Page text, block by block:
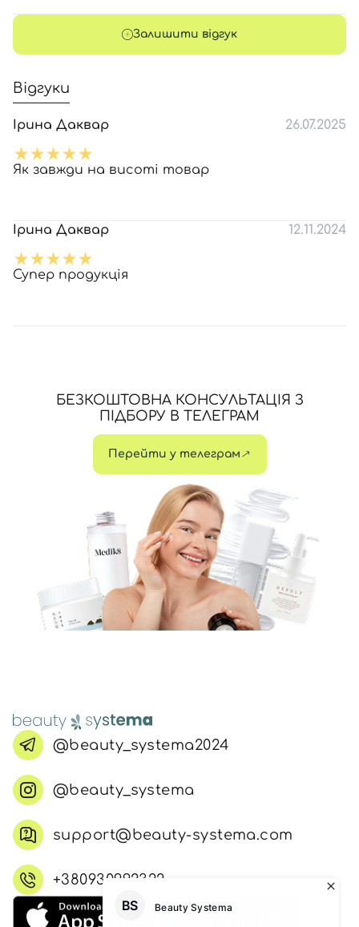
Залишити відгук
Відгуки
Ірина Даквар 26.07.2025
Як завжди на висоті товар
Ірина Даквар 12.11.2024
Супер продукція
БЕЗКОШТОВНА КОНСУЛЬТАЦІЯ З
ПІДБОРУ В ТЕЛЕГРАМ
Перейти у телеграм
@beauty_systema2024
@beauty_systema
support@beauty-systema.com
+380930992322